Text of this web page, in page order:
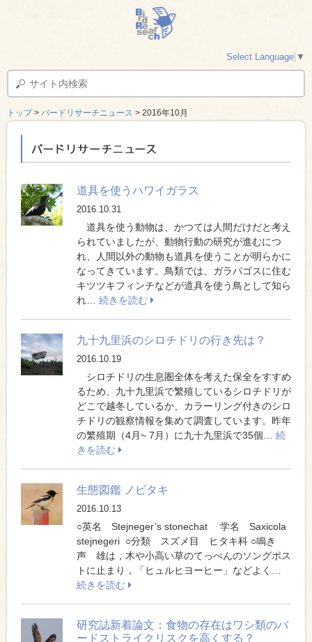
トップ> バードリサーチニュース > 2016年10月
道具を使うハワイガラス
2016.10.31
道具を使う動物は、かつては人間だけだと考え
られていましたが、動物行動の研究が進むにつ
れ、人間以外の動物も道具を使うことが明らかに
なってきています。鳥類では、ガラパゴスに住む
キツツキフィンチなどが道具を使う鳥として知ら
れ… 続きを読む
九十九里浜のシロチドリの行き先は？
2016.10.19
シロチドリの生息圏全体を考えた保全をすすめ
るため、九十九里浜で繁殖しているシロチドリが
どこで越冬しているか、カラーリング付きのシロ
チドリの観察情報を集めて調査しています。昨年
の繁殖期（4月~ 7月）に九十九里浜で35個… 続
きを読む
生態図鑑 ノビタキ
2016.10.13
○英名 Stejneger’s stonechat 学名 Saxicola
stejnegeri ○分類 スズメ目 ヒタキ科 ○鳴き
声 雄は，木や小高い草のてっぺんのソングポス
トに止まり，「ヒュルヒヨーヒー」などよく…
続きを読む
研究誌新着論文：食物の存在はワシ類のバ
ードストライクリスクを高くする？
Select Language ▼